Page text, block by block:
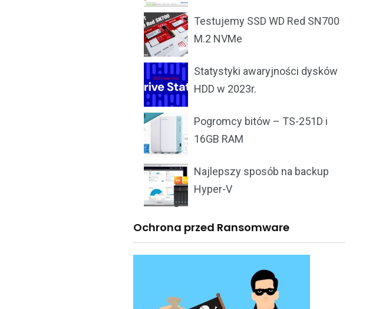
Testujemy SSD WD Red SN700
M.2 NVMe
Statystyki awaryjności dysków
HDD w 2023r.
Pogromcy bitów – TS-251D i
16GB RAM
Najlepszy sposób na backup
Hyper-V
Ochrona przed Ransomware